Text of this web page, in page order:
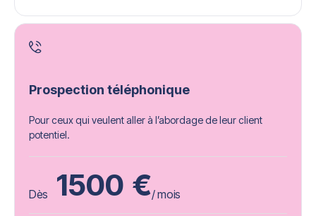
Prospection téléphonique
Pour ceux qui veulent aller à l’abordage de leur client
potentiel.
Dès 1500 €/ mois